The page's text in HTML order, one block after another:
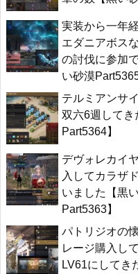
実装から一年
エダニアボス
の討伐に参加
い砂漠Part5365
テルミアンサ
双六6週してき
Part5364】
デヴォレカイ
入してカラザ
いました【黒
Part5363】
パトリジオの
レージ購入し
LV61にしてき